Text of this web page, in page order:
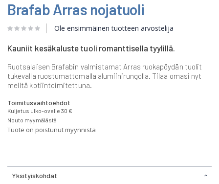
to
the
beginning
of
images
Brafab Arras nojatuoli
Ole ensimmäinen tuotteen arvostelija
Kauniit kesäkaluste tuoli romanttisella tyylillä.
Ruotsalaisen Brafabin valmistamat Arras ruokapöydän tuolit
tukevalla ruostumattomalla alumiinirungolla. Tilaa omasi nyt
meiltä kotiintoimitettuna.
Toimitusvaihtoehdot
Kuljetus ulko-ovelle 30 €
Nouto myymälästä
Tuote on poistunut myynnistä
Yksityiskohdat